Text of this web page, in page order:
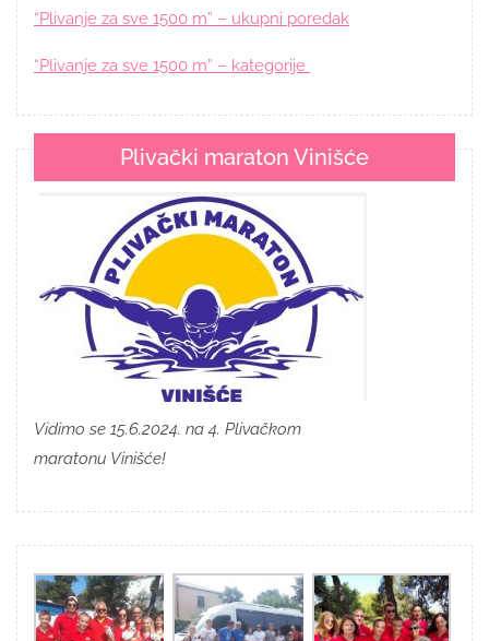
“Plivanje za sve 1500 m” – ukupni poredak
“Plivanje za sve 1500 m” – kategorije
Plivački maraton Vinišće
Vidimo se 15.6.2024. na 4. Plivačkom
maratonu Vinišće!